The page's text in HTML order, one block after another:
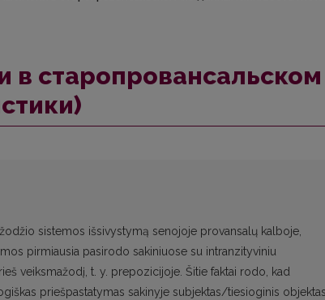
в старопровансальском
sistemos išsivystymą senojoje provansalų kalboje,
pirmiausia pasirodo sakiniuose su intranzityviniu
veiksmažodį, t. y. prepozicijoje. Šitie faktai rodo, kad
priešpastatymas sakinyje subjektas/tiesioginis